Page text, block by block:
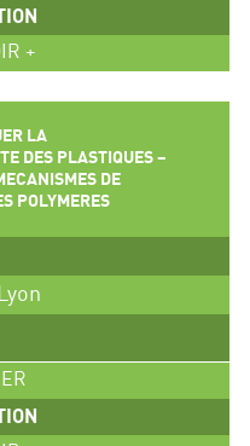
+
LA
DES PLASTIQUES –
DE
POLYMERES